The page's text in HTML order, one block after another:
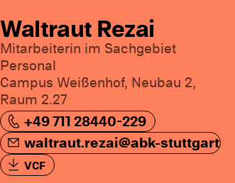
Waltraut Rezai
Mitarbeiterin im Sachgebiet
Personal
Campus Weißenhof, Neubau 2,
Raum 2.27
+49 711 28440-229
waltraut.rezai@abk-
VCF